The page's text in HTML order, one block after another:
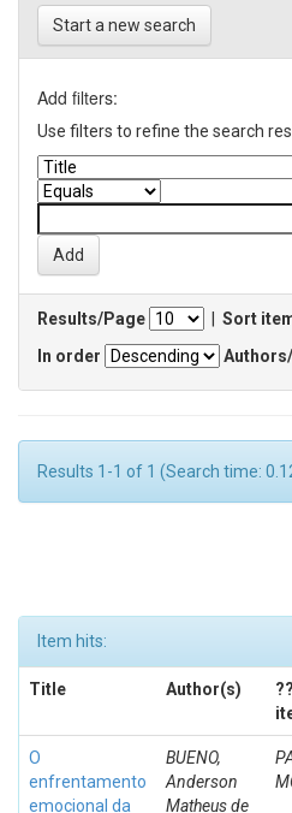
Start a new search
Add filters:
Use filters to refine the search
Results/Page
Sort
In order
Results 1-1 of 1 (Search time:
Item hits:
Title Author(s)
O
enfrentamento
emocional da
BUENO,
Anderson
Matheus de